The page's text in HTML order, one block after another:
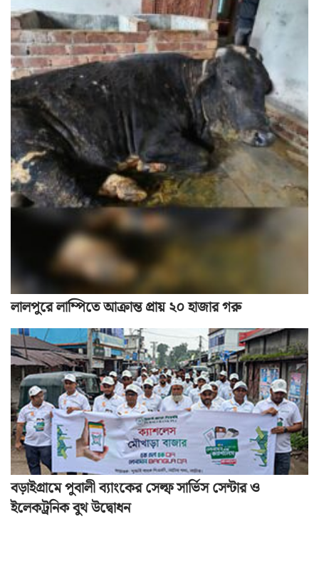
লালপুরে লাম্পিতে আক্রান্ত প্রায় ২০ হাজার গরু
বড়াইগ্রামে পুবালী ব্যাংকের সেল্ফ সার্ভিস সেন্টার ও
ইলেকট্রনিক বুথ উদ্বোধন